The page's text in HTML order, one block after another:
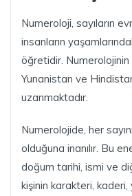
Numeroloji, sayıların
insanların
öğretidir. Numerolojinin
Yunanistan ve
uzanmaktadır.
Numerolojide, her
olduğuna inanılır. Bu
doğum tarihi, ismi ve
kişinin karakteri,